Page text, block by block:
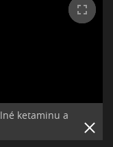
ketaminu a